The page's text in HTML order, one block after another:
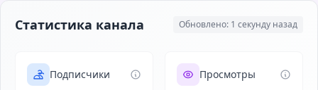
Статистика канала Обновлено: 1 секунду назад
Подписчики Просмотры